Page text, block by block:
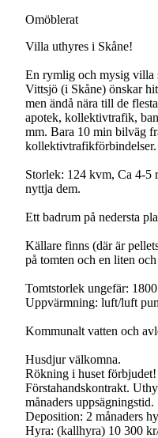
Omöblerat
Villa uthyres i Skåne!
En rymlig och mysig villa
Vittsjö (i Skåne) önskar
men ändå nära till de
apotek, kollektivtrafik,
mm. Bara 10 min bilväg
kollektivtrafikförbindelser.
Storlek: 124 kvm, Ca 4-5
nyttja dem.
Ett badrum på nedersta
Källare finns (där är
på tomten och en liten
Tomtstorlek ungefär:
Uppvärmning: luft/luft
Kommunalt vatten och
Husdjur välkomna.
Rökning i huset förbjudet!
Förstahandskontrakt.
månaders uppsägningstid.
Deposition: 2 månaders
Hyra: (kallhyra) 10 300